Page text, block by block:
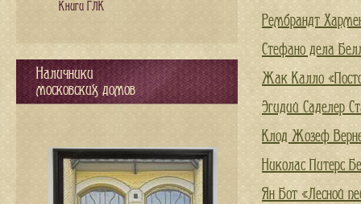
Рембрандт
Стефано дела
Жак Калло
Эгидий Саделер
Клод Жозеф
Николас Питерс
Ян Бот «Лесной
Книги ГЛК
Наличники
московских домов